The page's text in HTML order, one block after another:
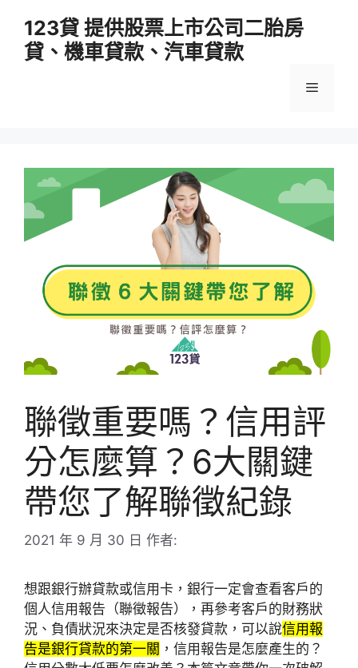
123貸 提供股票上市公司二胎房
貸、機車貸款、汽車貸款
選
聯徵重要嗎？信用評
分怎麼算？6大關鍵
帶您了解聯徵紀錄
2021 年 9 月 30 日 作者:
想跟銀行辦貸款或信用卡，銀行一定會查看客戶的
個人信用報告（聯徵報告），再參考客戶的財務狀
況、負債狀況來決定是否核發貸款，可以說信用報
告是銀行貸款的第一關 ，信用報告是怎麼產生的？